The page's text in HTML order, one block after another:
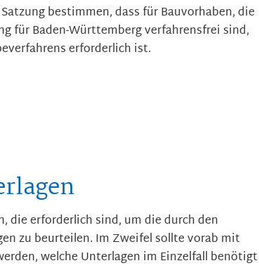
bestimmen, dass für Bauvorhaben, die
für Baden-Württemberg verfahrensfrei sind,
erforderlich ist.
die erforderlich sind, um die durch den
zu beurteilen. Im Zweifel sollte vorab mit
welche Unterlagen im Einzelfall benötigt